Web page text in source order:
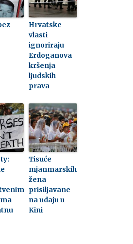
Hrvatske
vlasti
ignoriraju
Erdoganova
kršenja
ljudskih
prava
Tisuće
mjanmarskih
žena
prisiljavane
na udaju u
Kini